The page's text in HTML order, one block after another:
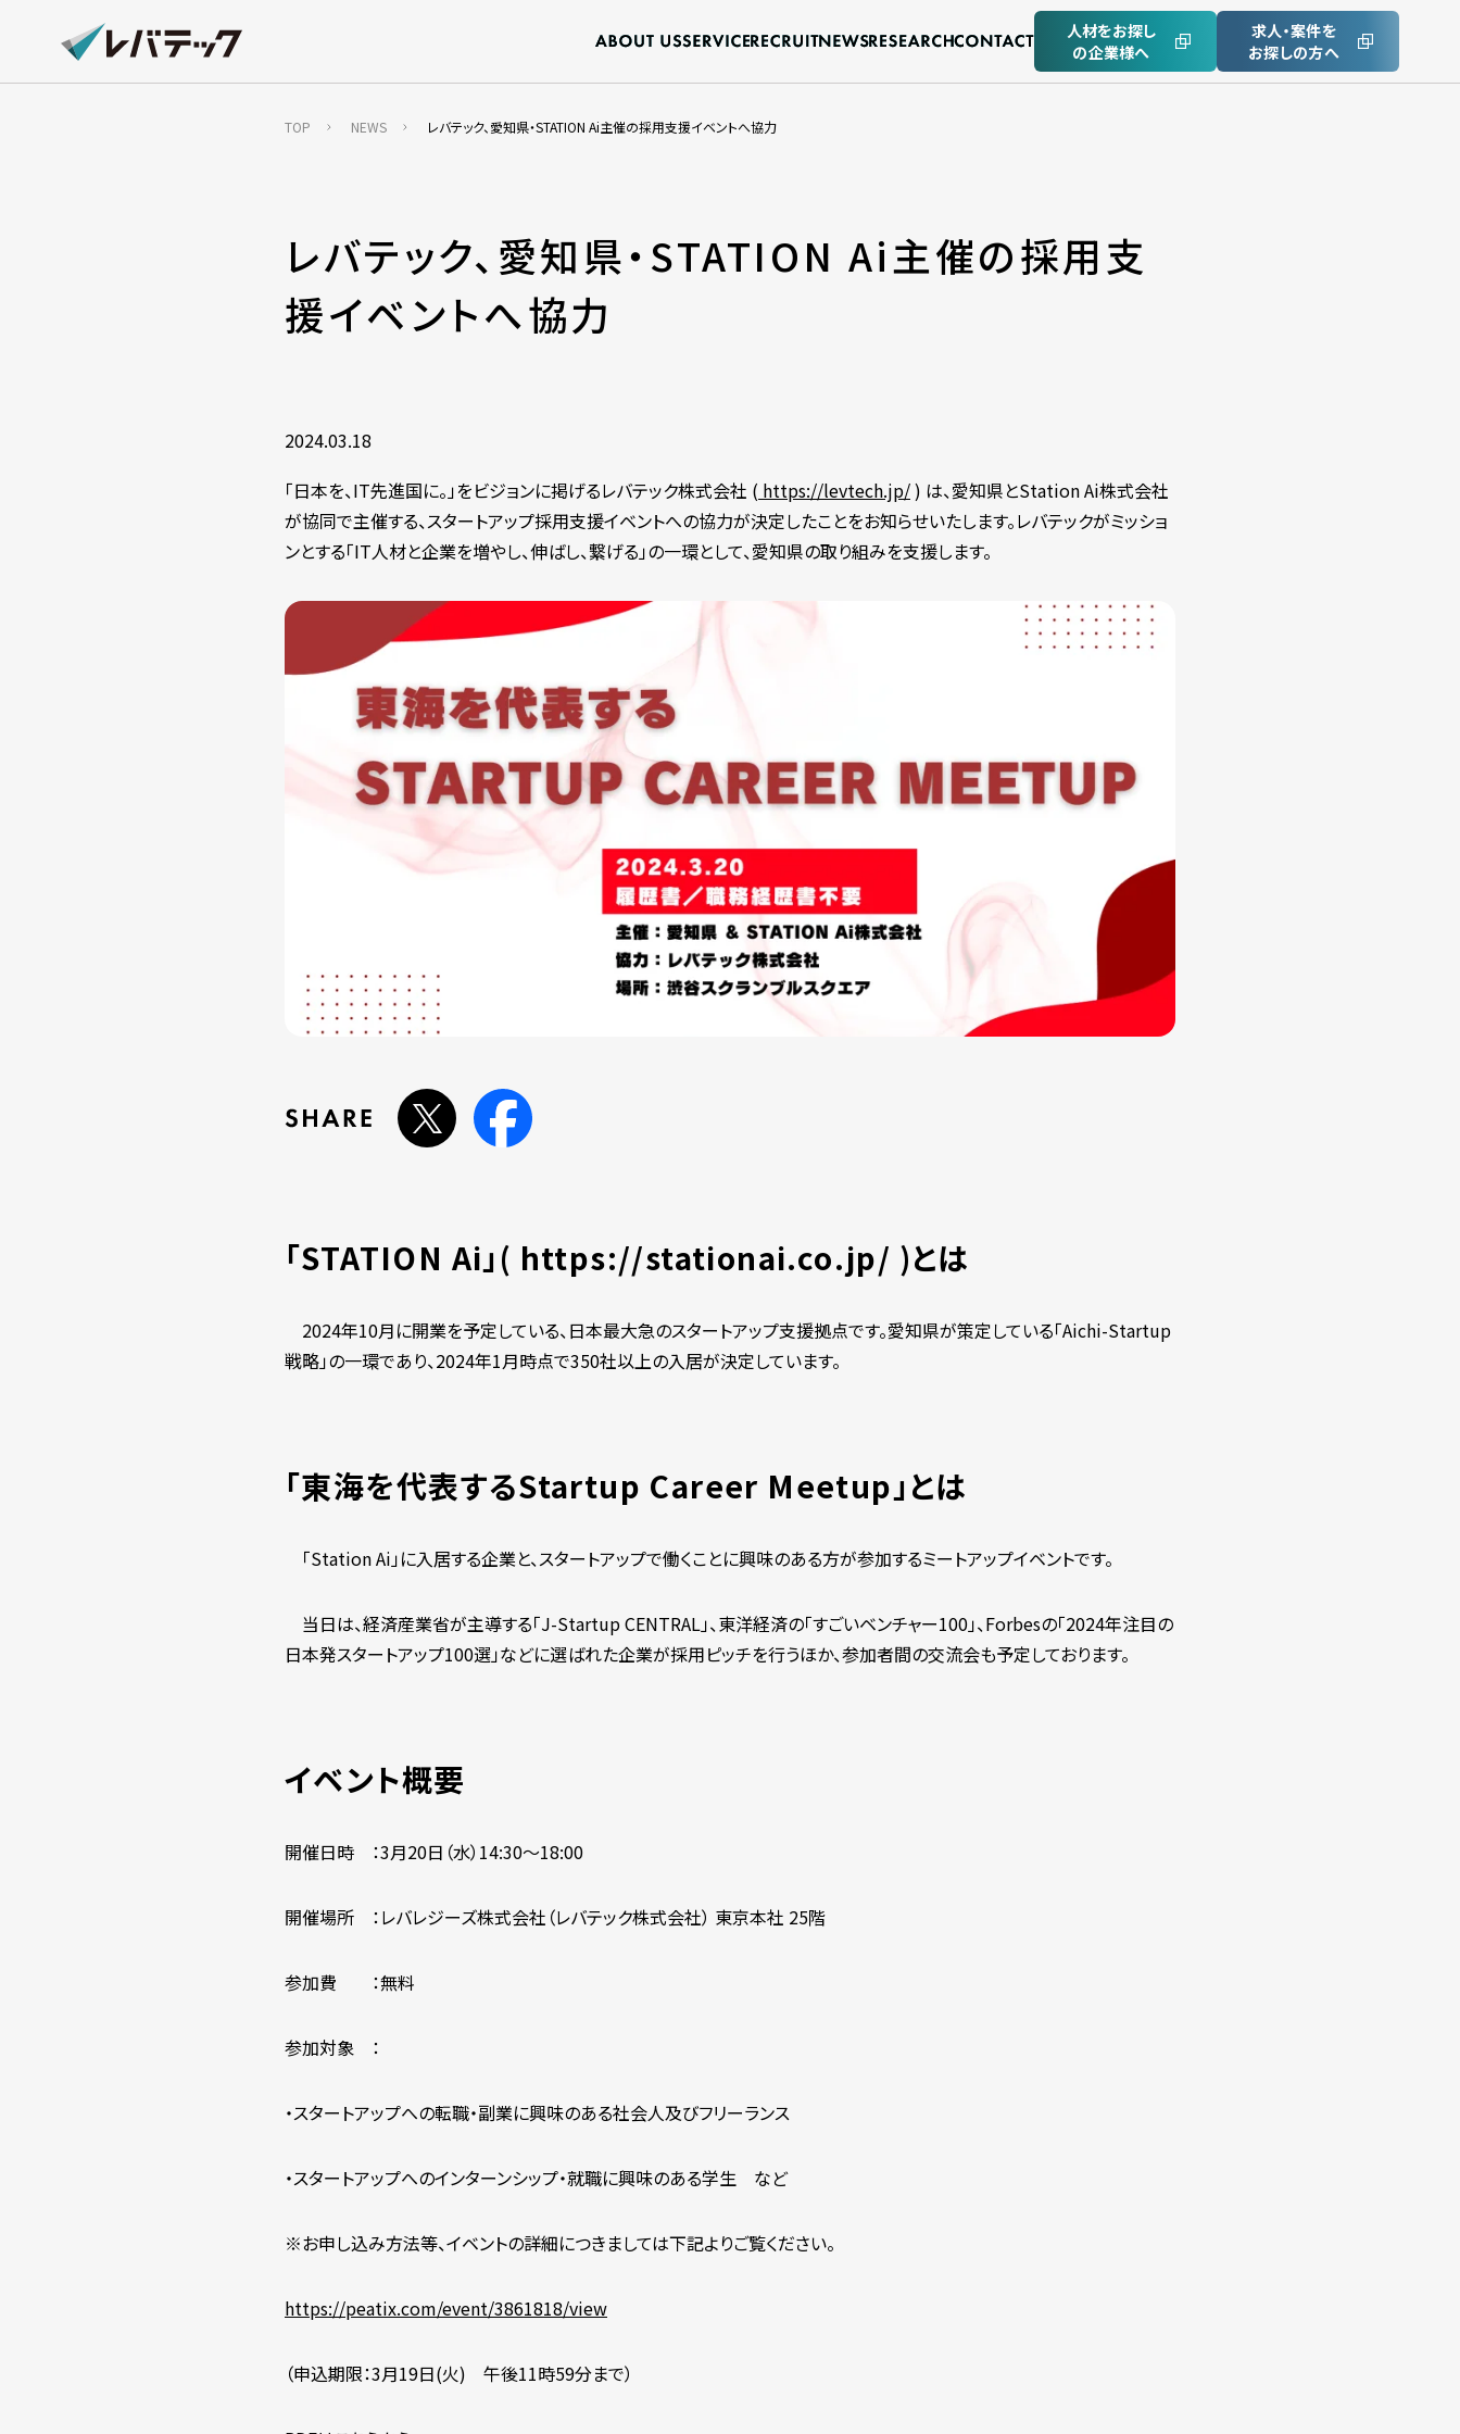
人材をお探し
の企業様へ
求人・案件を
お探しの方へ
TOP NEWS レバテック、愛知県・STATION Ai主催の採用支援イベントへ協力
レバテック、愛知県・STATION Ai主催の採用支
援イベントへ協力
2024.03.18
「日本を、IT先進国に。」をビジョンに掲げるレバテック株式会社 ( https://levtech.jp/) は、愛知県とStation Ai株式会社
が協同で主催する、スタートアップ採用支援イベントへの協力が決定したことをお知らせいたします。レバテックがミッショ
ンとする「IT人材と企業を増やし、伸ばし、繋げる」の一環として、愛知県の取り組みを支援します。
「STATION Ai」 ( https://stationai.co.jp/ )とは
2024年10月に開業を予定している、日本最大急のスタートアップ支援拠点です。愛知県が策定している「Aichi-Startup
戦略」の一環であり、2024年1月時点で350社以上の入居が決定しています。
「東海を代表するStartup Career Meetup」とは
「Station Ai」に入居する企業と、スタートアップで働くことに興味のある方が参加するミートアップイベントです。
当日は、経済産業省が主導する「J-Startup CENTRAL」、東洋経済の「すごいベンチャー100」、Forbesの「2024年注目の
日本発スタートアップ100選」などに選ばれた企業が採用ピッチを行うほか、参加者間の交流会も予定しております。
イベント概要
開催日時 ：3月20日（水）14:30〜18:00
開催場所 ：レバレジーズ株式会社（レバテック株式会社） 東京本社 25階
参加費 ：無料
参加対象 ：
・スタートアップへの転職・副業に興味のある社会人及びフリーランス
・スタートアップへのインターンシップ・就職に興味のある学生 など
※お申し込み方法等、イベントの詳細につきましては下記よりご覧ください。
https://peatix.com/event/3861818/view
（申込期限：3月19日(火) 午後11時59分まで）